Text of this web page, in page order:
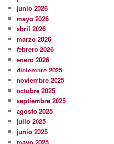
junio 2026
mayo 2026
abril 2026
marzo 2026
febrero 2026
enero 2026
diciembre 2025
noviembre 2025
octubre 2025
septiembre 2025
agosto 2025
julio 2025
junio 2025
mayo 2025